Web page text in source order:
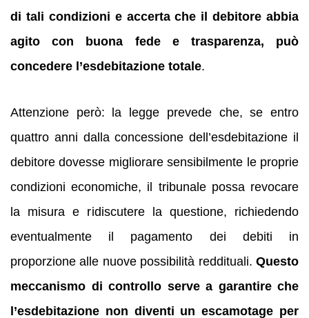
di tali condizioni e accerta che il debitore abbia
agito con buona fede e trasparenza, può
concedere l’esdebitazione totale.
Attenzione però: la legge prevede che, se entro
quattro anni dalla concessione dell’esdebitazione il
debitore dovesse migliorare sensibilmente le proprie
condizioni economiche, il tribunale possa revocare
la misura e ridiscutere la questione, richiedendo
eventualmente il pagamento dei debiti in
proporzione alle nuove possibilità reddituali. Questo
meccanismo di controllo serve a garantire che
l’esdebitazione non diventi un escamotage per